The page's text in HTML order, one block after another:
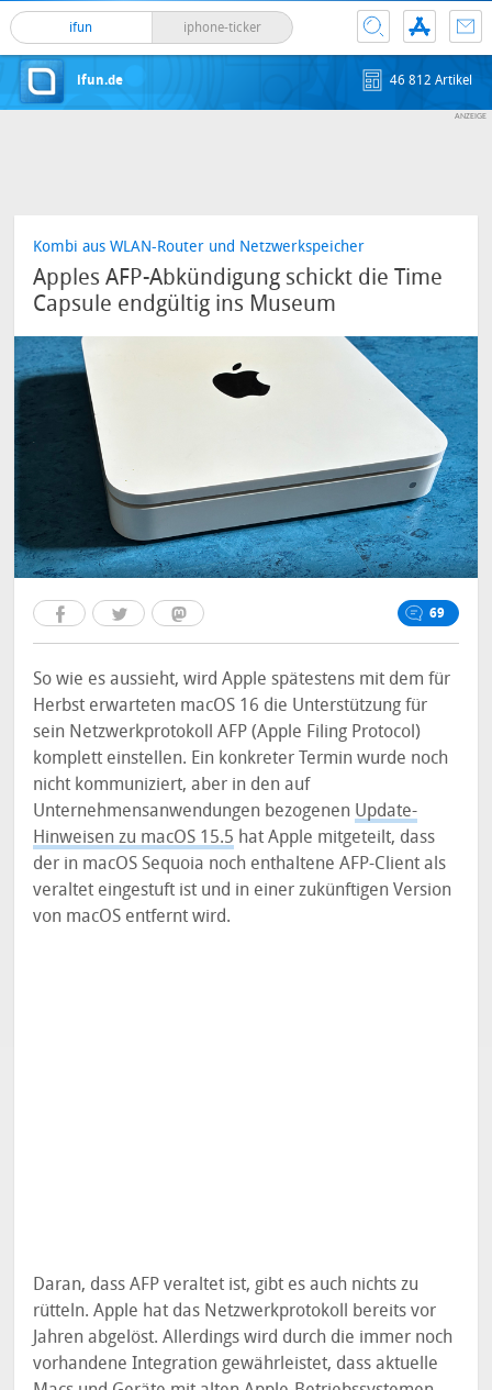
ifun iphone-ticker
ifun.de 46 812 Artikel
Kombi aus WLAN-Router und Netzwerkspeicher
Apples AFP-Abkündigung schickt die Time
Capsule endgültig ins Museum
69
So wie es aussieht, wird Apple spätestens mit dem für
Herbst erwarteten macOS 16 die Unterstützung für
sein Netzwerkprotokoll AFP (Apple Filing Protocol)
komplett einstellen. Ein konkreter Termin wurde noch
nicht kommuniziert, aber in den auf
Unternehmensanwendungen bezogenen Update-
Hinweisen zu macOS 15.5 hat Apple mitgeteilt, dass
der in macOS Sequoia noch enthaltene AFP-Client als
veraltet eingestuft ist und in einer zukünftigen Version
von macOS entfernt wird.
Daran, dass AFP veraltet ist, gibt es auch nichts zu
rütteln. Apple hat das Netzwerkprotokoll bereits vor
Jahren abgelöst. Allerdings wird durch die immer noch
vorhandene Integration gewährleistet, dass aktuelle